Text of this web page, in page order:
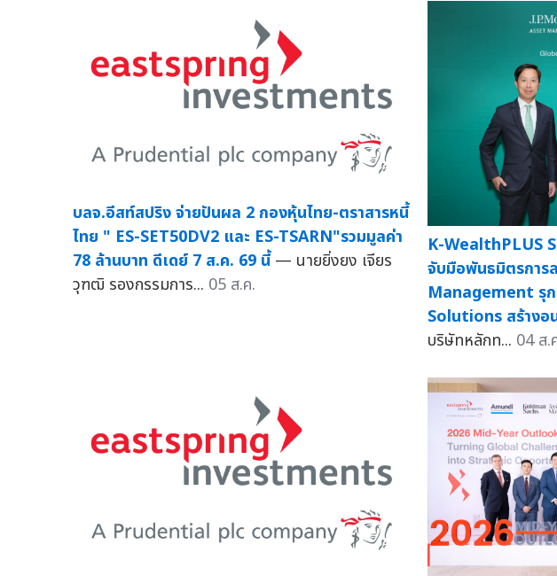
บลจ.อีสท์สปริง จ่ายปันผล 2 กองหุ้นไทย-ตราสารหนี้
ไทย " ES-SET50DV2 และ ES-TSARN"รวมมูลค่า
78 ล้านบาท ดีเดย์ 7 ส.ค. 69 นี้ — นายยิ่งยง เจียร
วุฑฒิ รองกรรมการ... 05 ส.ค.
K-WealthPLUS
จับมือพันธมิตรการ
Management
Solutions สร้างอ
บริษัทหลักท... 04 ส.